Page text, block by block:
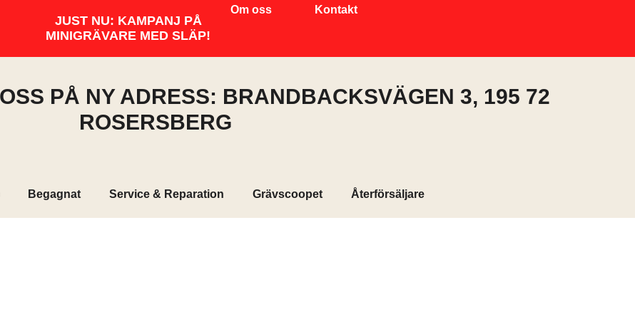
JUST NU: KAMPANJ PÅ
MINIGRÄVARE MED SLÄP!
Om oss Kontakt
PÅ NY ADRESS: BRANDBACKSVÄGEN 3, 195 72
ROSERSBERG
Begagnat Service & Reparation Grävscoopet Återförsäljare